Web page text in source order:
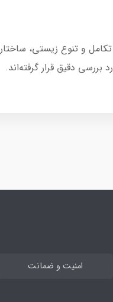
و تنوع زیستی، ساختار
دقیق قرار گرفته‌اند.
امنیت و ضمانت